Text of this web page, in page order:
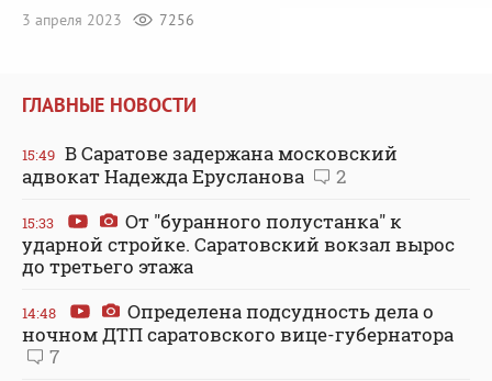
3 апреля 2023
7256
ГЛАВНЫЕ НОВОСТИ
15:49 В Саратове задержана московский
адвокат Надежда Ерусланова
2
15:33
От "буранного полустанка" к
ударной стройке. Саратовский вокзал вырос
до третьего этажа
14:48
Определена подсудность дела о
ночном ДТП саратовского вице-губернатора
7